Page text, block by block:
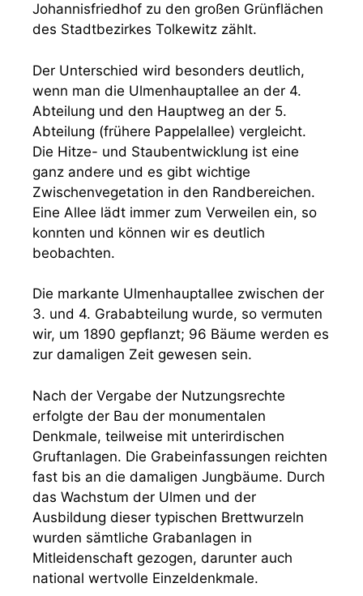
Johannisfriedhof zu den großen Grünflächen
des Stadtbezirkes Tolkewitz zählt.
Der Unterschied wird besonders deutlich,
wenn man die Ulmenhauptallee an der 4.
Abteilung und den Hauptweg an der 5.
Abteilung (frühere Pappelallee) vergleicht.
Die Hitze- und Staubentwicklung ist eine
ganz andere und es gibt wichtige
Zwischenvegetation in den Randbereichen.
Eine Allee lädt immer zum Verweilen ein, so
konnten und können wir es deutlich
beobachten.
Die markante Ulmenhauptallee zwischen der
3. und 4. Grababteilung wurde, so vermuten
wir, um 1890 gepflanzt; 96 Bäume werden es
zur damaligen Zeit gewesen sein.
Nach der Vergabe der Nutzungsrechte
erfolgte der Bau der monumentalen
Denkmale, teilweise mit unterirdischen
Gruftanlagen. Die Grabeinfassungen reichten
fast bis an die damaligen Jungbäume. Durch
das Wachstum der Ulmen und der
Ausbildung dieser typischen Brettwurzeln
wurden sämtliche Grabanlagen in
Mitleidenschaft gezogen, darunter auch
national wertvolle Einzeldenkmale.